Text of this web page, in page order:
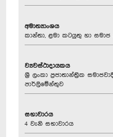
අමාත්‍යාංශය
කාන්තා, ළමා කටයුතු හා
ව්‍යවස්ථාදායකය
ශ්‍රී ලංකා ප්‍රජාතාන්ත්‍රික
පාර්ලිමේන්තුව
සභාවාරය
4 වැනි සභාවාරය